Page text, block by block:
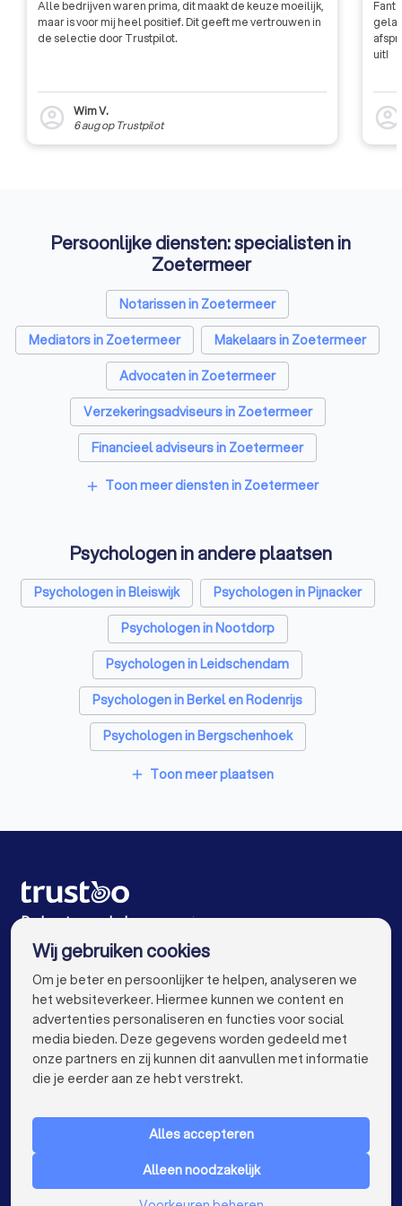
Vind een psycholoog in Zoetermeer die bij je
past
problemen. Met een gemiddelde Trustoo-score van 8.6 weet
je zeker dat je een betrouwbare en deskundige keuze maakt.
Begin vandaag nog met het vinden van een psycholoog die jou
kan helpen. Vraag gratis offertes aan en plan jouw eerste
Alle bedrijven waren prima, dit maakt de keuze moeilijk,
maar is voor mij heel positief. Dit geeft me vertrouwen in
de selectie door Trustpilot.
account_circle
Wim V.
6 augop Trustpilot
uit!
account_circle
Persoonlijke diensten: specialisten in
Zoetermeer
Notarissen in Zoetermeer
Mediators in Zoetermeer
Makelaars in Zoetermeer
Advocaten in Zoetermeer
Verzekeringsadviseurs in Zoetermeer
Financieel adviseurs in Zoetermeer
Coaches in Zoetermeer
Rijscholen in Zoetermeer
Belastingadviseurs in Zoetermeer
Hypotheekadviseurs in Zoetermeer
Personal trainers in Zoetermeer
Diëtisten in Zoetermeer
add Toon meer diensten in Zoetermeer
Psychologen in andere plaatsen
Psychologen in Bleiswijk
Psychologen in Pijnacker
Psychologen in Nootdorp
Psychologen in Leidschendam
Psychologen in Berkel en Rodenrijs
Psychologen in Bergschenhoek
Psychologen in Voorschoten
Psychologen in Amsterdam
Psychologen in Rotterdam
Psychologen in Den Haag
Psychologen in Utrecht
Psychologen in Eindhoven
Psychologen in Tilburg
Psychologen in Groningen
Psychologen in Almere
Psychologen in Enschede
Psychologen in Haarlem
Psychologen in Arnhem
add Toon meer plaatsen
De beste psychologen voor jou
VOOR PARTICULIEREN keyboard_arrow_down
Nederland
Wij gebruiken cookies
Om je beter en persoonlijker te helpen, analyseren we
het websiteverkeer. Hiermee kunnen we content en
advertenties personaliseren en functies voor social
media bieden. Deze gegevens worden gedeeld met
onze partners en zij kunnen dit aanvullen met informatie
die je eerder aan ze hebt verstrekt.
Alles accepteren
Alleen noodzakelijk